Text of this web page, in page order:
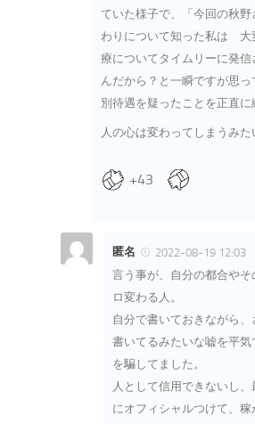
ていた様子で、「今回の秋
わりについて知った私は
療についてタイムリーに発信
んだから？と一瞬ですが思
別待遇を疑ったことを正直に
人の心は変わってしまうみた
+43
匿名
2022-08-19 12:03
言う事が、自分の都合や
ロ変わる人。
自分で書いておきながら
書いてるみたいな嘘を平
を騙してました。
人として信用できないし
にオフィシャルつけて、